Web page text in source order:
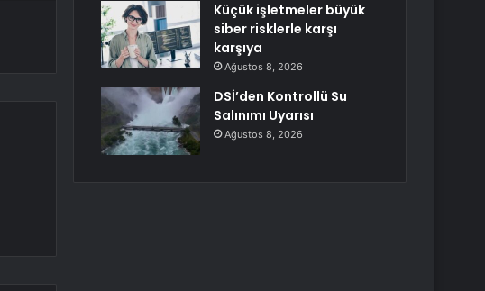
Küçük işletmeler büyük
siber risklerle karşı
karşıya
Ağustos 8, 2026
DSİ’den Kontrollü Su
Salınımı Uyarısı
Ağustos 8, 2026